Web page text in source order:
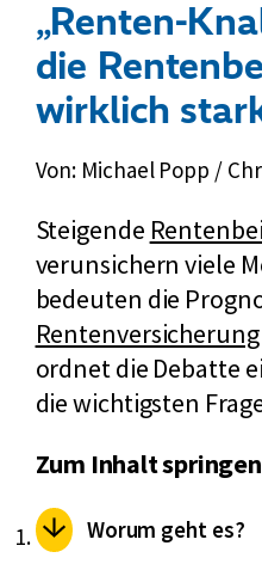
„Renten-
die
wirklich
Von: Michael Popp /
Steigende
verunsichern viele
bedeuten die
Rentenversicherung
ordnet die Debatte
die wichtigsten
Zum Inhalt springen
Worum geht es?